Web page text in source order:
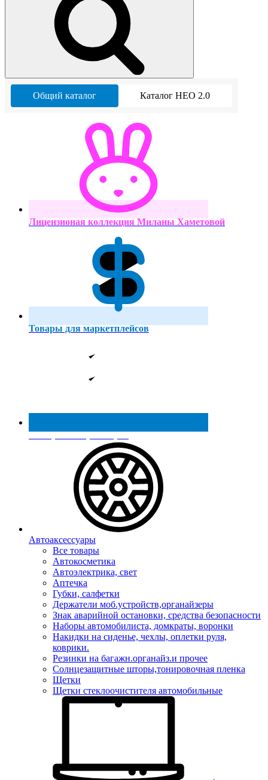
Общий каталог Каталог НЕО 2.0
Лицензионая коллекция Миланы Хаметовой
Товары для маркетплейсов
Реестр МинПромТорга
Автоаксессуары
Все товары
Автокосметика
Автоэлектрика, свет
Аптечка
Губки, салфетки
Держатели моб.устройств,органайзеры
Знак аварийной остановки, средства безопасности
Наборы автомобилиста, домкраты, воронки
Накидки на сиденье, чехлы, оплетки руля,
коврики.
Резинки на багажн.органайз.и прочее
Солнцезащитные шторы,тонировочная пленка
Щетки
Щетки стеклоочистителя автомобильные